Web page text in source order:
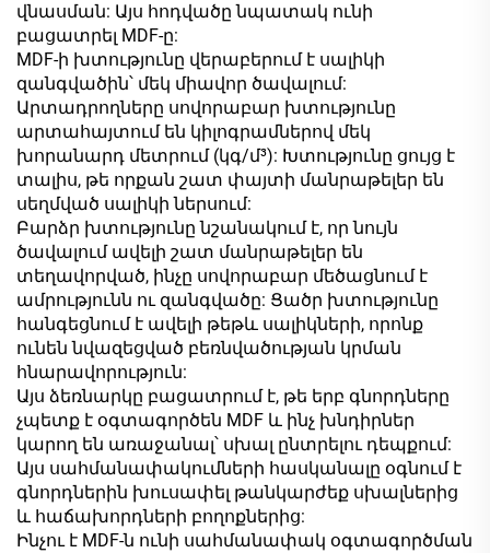
վնասման: Այս հոդվածը նպատակ ունի
բացատրել MDF-ը:
MDF-ի խտությունը վերաբերում է սալիկի
զանգվածին՝ մեկ միավոր ծավալում:
Արտադրողները սովորաբար խտությունը
արտահայտում են կիլոգրամներով մեկ
խորանարդ մետրում (կգ/մ³): Խտությունը ցույց է
տալիս, թե որքան շատ փայտի մանրաթելեր են
սեղմված սալիկի ներսում:
Բարձր խտությունը նշանակում է, որ նույն
ծավալում ավելի շատ մանրաթելեր են
տեղավորված, ինչը սովորաբար մեծացնում է
ամրությունն ու զանգվածը: Ցածր խտությունը
հանգեցնում է ավելի թեթև սալիկների, որոնք
ունեն նվազեցված բեռնվածության կրման
հնարավորություն:
Այս ձեռնարկը բացատրում է, թե երբ գնորդները
չպետք է օգտագործեն MDF և ինչ խնդիրներ
կարող են առաջանալ՝ սխալ ընտրելու դեպքում:
Այս սահմանափակումների հասկանալը օգնում է
գնորդներին խուսափել թանկարժեք սխալներից
և հաճախորդների բողոքներից:
Ինչու է MDF-ն ունի սահմանափակ օգտագործման